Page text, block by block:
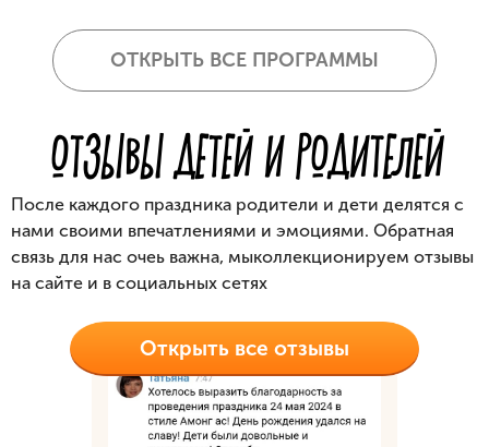
ОТКРЫТЬ ВСЕ ПРОГРАММЫ
ОТЗЫВЫ ДЕТЕЙ И РОДИТЕЛЕЙ
После каждого праздника родители и дети делятся c
нами своими впечатлениями и эмоциями. Обратная
связь для нас очеь важна, мыколлекционируем отзывы
на сайте и в социальных сетях
Открыть все отзывы